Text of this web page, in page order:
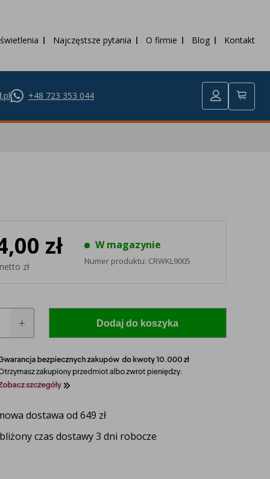
Najczęstsze pytania O firmie Blog Kontakt
+48 723 353 044
model i rocznik swojego ciągnika, a nasz
idealnie dopasowane lampy, zapewniające
zł
zł
W magazynie
Numer produktu: CRWKL9005
Dodaj do koszyka
dostawa od 649 zł
czas dostawy 3 dni robocze